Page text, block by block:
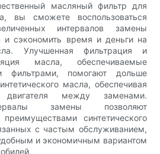
масляный фильтр для
вы сможете воспользоваться
интервалов замены
и сэкономить время и деньги на
Улучшенная фильтрация и
масла, обеспечиваемые
фильтрами, помогают дольше
масла, обеспечивая
между заменами.
замены позволяют
синтетического
с частым обслуживанием,
и экономичным вариантом